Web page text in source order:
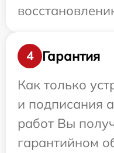
4
Гарантия
Как только
и подписания
работ Вы
гарантийном